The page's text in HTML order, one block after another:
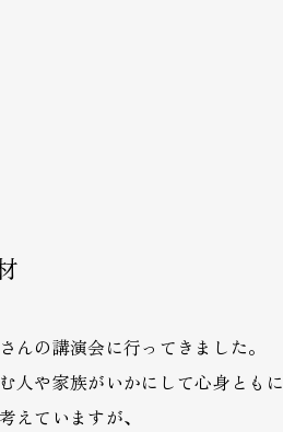
の講演会に行ってきました。
人や家族がいかにして心身ともに
えていますが、